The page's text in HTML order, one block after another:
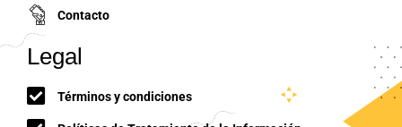
Contacto
Legal
Términos y condiciones